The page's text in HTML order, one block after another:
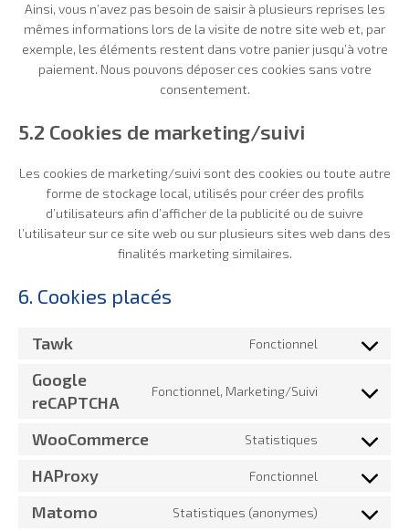
Ainsi, vous n’avez pas besoin de saisir à plusieurs reprises les
mêmes informations lors de la visite de notre site web et, par
exemple, les éléments restent dans votre panier jusqu’à votre
paiement. Nous pouvons déposer ces cookies sans votre
consentement.
5.2 Cookies de marketing/suivi
Les cookies de marketing/suivi sont des cookies ou toute autre
forme de stockage local, utilisés pour créer des profils
d’utilisateurs afin d’afficher de la publicité ou de suivre
l’utilisateur sur ce site web ou sur plusieurs sites web dans des
finalités marketing similaires.
6. Cookies placés
Tawk Fonctionnel
Consent
Google
reCAPTCHA
Fonctionnel, Marketing/Suivi
Consent
google-
WooCommerce Statistiques
Consent
service
HAProxy Fonctionnel
Consent
service
Matomo Statistiques (anonymes)
Consent